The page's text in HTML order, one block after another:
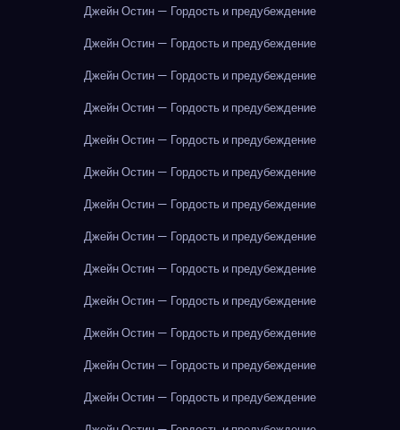
Джейн Остин — Гордость и предубеждение
Джейн Остин — Гордость и предубеждение
Джейн Остин — Гордость и предубеждение
Джейн Остин — Гордость и предубеждение
Джейн Остин — Гордость и предубеждение
Джейн Остин — Гордость и предубеждение
Джейн Остин — Гордость и предубеждение
Джейн Остин — Гордость и предубеждение
Джейн Остин — Гордость и предубеждение
Джейн Остин — Гордость и предубеждение
Джейн Остин — Гордость и предубеждение
Джейн Остин — Гордость и предубеждение
Джейн Остин — Гордость и предубеждение